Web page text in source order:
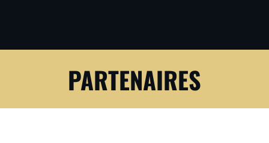
PARTENAIRES